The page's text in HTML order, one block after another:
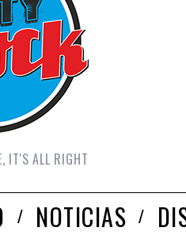
IT'S ALL RIGHT
NOTICIAS